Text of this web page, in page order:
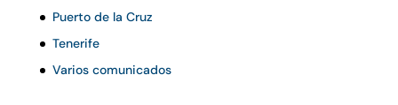
Puerto de la Cruz
Tenerife
Varios comunicados